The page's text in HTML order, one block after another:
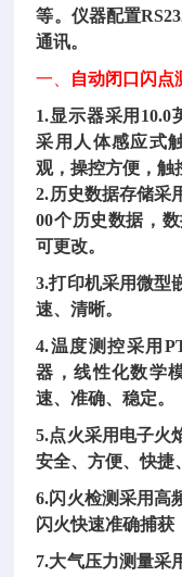
等。仪器配置
通讯。
一、 自动闭口闪点
1.显示器采用
采用人体感应式
观，操控方便，触
2.历史数据存储采
00个历史数据，
可更改。
3.打印机采用微型
速、清晰。
4.温度测控采用
器，线性化数学
速、准确、稳定。
5.点火采用电子火
安全、方便、快捷
6.闪火检测采用高
闪火快速准确捕获
7.大气压力测量采